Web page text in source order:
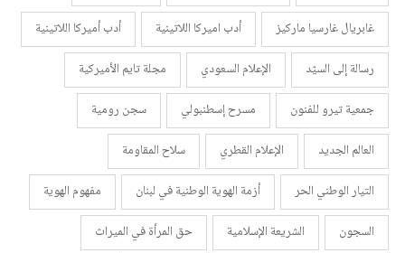
غابريال غارسيا ماركيز
أدب اميركا اللاتينية
أدب أميركا اللاتينية
رسالة إلى السيّد
الإعلام السعودي
مجلة تايم الأميركية
جمعية تيرو للفنون
مسرح إسطنبولي
سجن رومية
العالم الجديد
الإعلام القطري
سلاح المقاومة
التيار الوطني الحر
أزمة الهوية الوطنية في لبنان
مفهوم الهوية
السجون
الشريعة الإسلامية
حق المرأة في الميراث